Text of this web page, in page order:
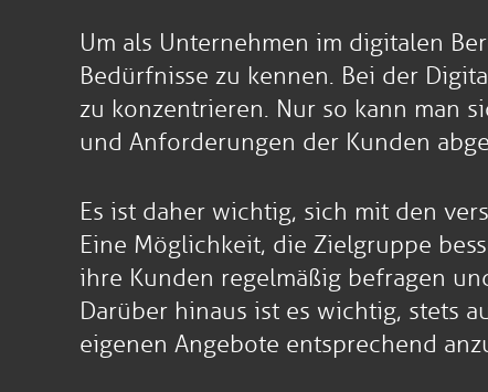
Um als Unternehmen im digitalen
Bedürfnisse zu kennen. Bei der
zu konzentrieren. Nur so kann man
und Anforderungen der Kunden
Es ist daher wichtig, sich mit den
Eine Möglichkeit, die Zielgruppe
ihre Kunden regelmäßig befragen
Darüber hinaus ist es wichtig, stets
eigenen Angebote entsprechend